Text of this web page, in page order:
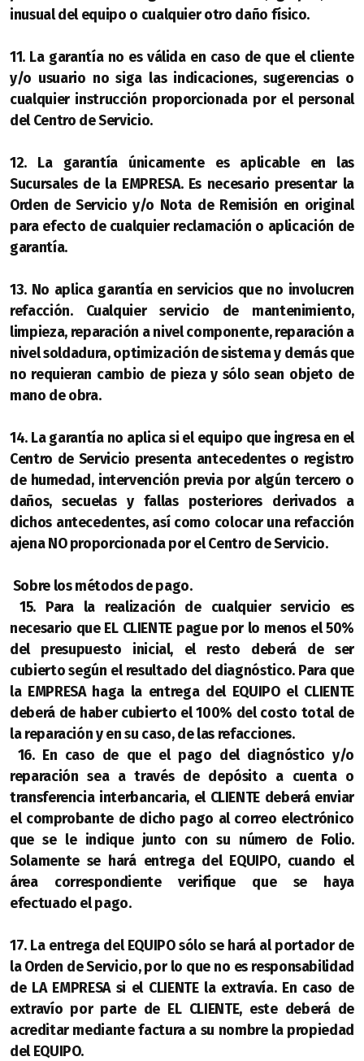
inusual del equipo o cualquier otro daño físico.
11. La garantía no es válida en caso de que el cliente
y/o usuario no siga las indicaciones, sugerencias o
cualquier instrucción proporcionada por el personal
del Centro de Servicio.
12. La garantía únicamente es aplicable en las
Sucursales de la EMPRESA. Es necesario presentar la
Orden de Servicio y/o Nota de Remisión en original
para efecto de cualquier reclamación o aplicación de
garantía.
13. No aplica garantía en servicios que no involucren
refacción. Cualquier servicio de mantenimiento,
limpieza, reparación a nivel componente, reparación a
nivel soldadura, optimización de sistema y demás que
no requieran cambio de pieza y sólo sean objeto de
mano de obra.
14. La garantía no aplica si el equipo que ingresa en el
Centro de Servicio presenta antecedentes o registro
de humedad, intervención previa por algún tercero o
daños, secuelas y fallas posteriores derivados a
dichos antecedentes, así como colocar una refacción
ajena NO proporcionada por el Centro de Servicio.
Sobre los métodos de pago.
15. Para la realización de cualquier servicio es
necesario que EL CLIENTE pague por lo menos el 50%
del presupuesto inicial, el resto deberá de ser
cubierto según el resultado del diagnóstico. Para que
la EMPRESA haga la entrega del EQUIPO el CLIENTE
deberá de haber cubierto el 100% del costo total de
la reparación y en su caso, de las refacciones.
16. En caso de que el pago del diagnóstico y/o
reparación sea a través de depósito a cuenta o
transferencia interbancaria, el CLIENTE deberá enviar
el comprobante de dicho pago al correo electrónico
que se le indique junto con su número de Folio.
Solamente se hará entrega del EQUIPO, cuando el
área correspondiente verifique que se haya
efectuado el pago.
17. La entrega del EQUIPO sólo se hará al portador de
la Orden de Servicio, por lo que no es responsabilidad
de LA EMPRESA si el CLIENTE la extravía. En caso de
extravío por parte de EL CLIENTE, este deberá de
acreditar mediante factura a su nombre la propiedad
del EQUIPO.